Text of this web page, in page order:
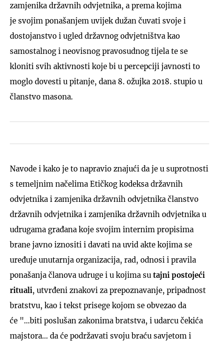
zamjenika državnih odvjetnika, a prema kojima
je svojim ponašanjem uvijek dužan čuvati svoje i
dostojanstvo i ugled državnog odvjetništva kao
samostalnog i neovisnog pravosudnog tijela te se
kloniti svih aktivnosti koje bi u percepciji javnosti to
moglo dovesti u pitanje, dana 8. ožujka 2018. stupio u
članstvo masona.
Navode i kako je to napravio znajući da je u suprotnosti
s temeljnim načelima Etičkog kodeksa državnih
odvjetnika i zamjenika državnih odvjetnika članstvo
državnih odvjetnika i zamjenika državnih odvjetnika u
udrugama građana koje svojim internim propisima
brane javno iznositi i davati na uvid akte kojima se
uređuje unutarnja organizacija, rad, odnosi i pravila
ponašanja članova udruge i u kojima su tajni postojeći
rituali, utvrđeni znakovi za prepoznavanje, pripadnost
bratstvu, kao i tekst prisege kojom se obvezao da
će "...biti poslušan zakonima bratstva, i udarcu čekića
majstora... da će podržavati svoju braću savjetom i